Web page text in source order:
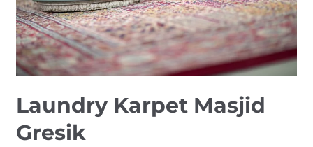
Laundry Karpet Masjid
Gresik